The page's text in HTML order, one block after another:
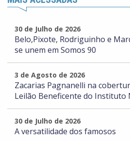
30 de Julho de 2026
Belo,Pixote, Rodriguinho e
se unem em Somos 90
3 de Agosto de 2026
Zacarias Pagnanelli na
Leilão Beneficente do Instituto
30 de Julho de 2026
A versatilidade dos famosos